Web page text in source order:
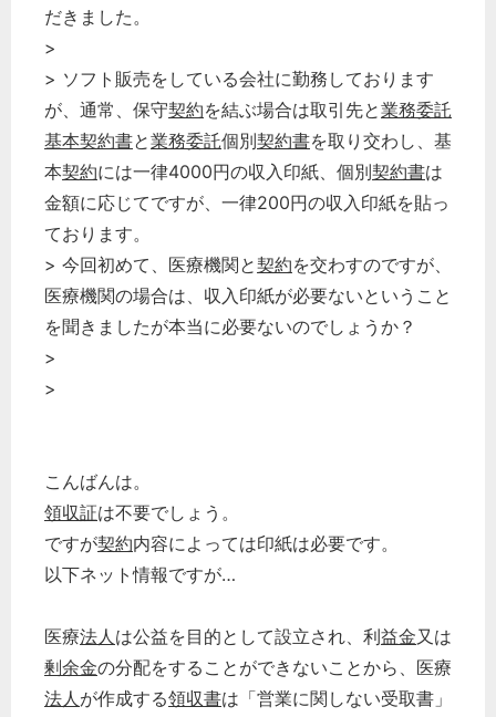
だきました。
>
> ソフト販売をしている会社に勤務しております
が、通常、保守契約を結ぶ場合は取引先と業務委託
基本契約書と業務委託個別契約書を取り交わし、基
本契約には一律4000円の収入印紙、個別契約書は
金額に応じてですが、一律200円の収入印紙を貼っ
ております。
> 今回初めて、医療機関と契約を交わすのですが、
医療機関の場合は、収入印紙が必要ないということ
を聞きましたが本当に必要ないのでしょうか？
>
>
こんばんは。
領収証は不要でしょう。
ですが契約内容によっては印紙は必要です。
以下ネット情報ですが…
医療法人は公益を目的として設立され、利益金又は
剰余金の分配をすることができないことから、医療
法人が作成する領収書は「営業に関しない受取書」